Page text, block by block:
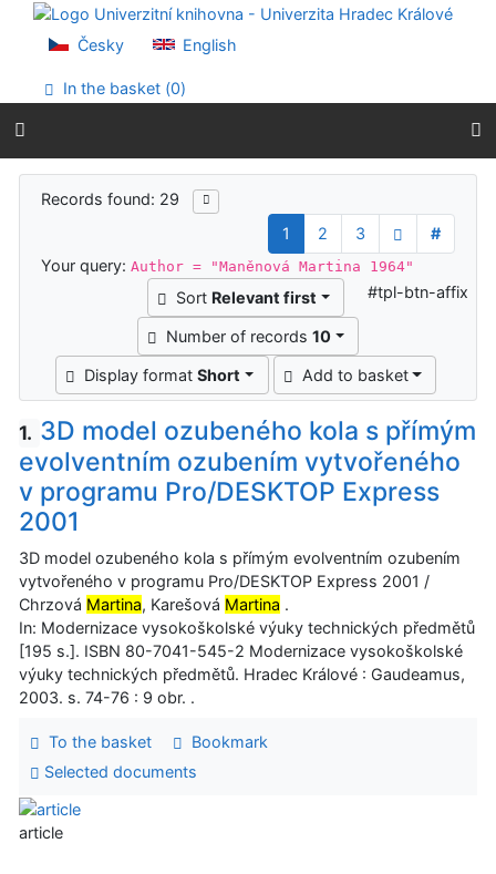
Go to content
Go to menu
Accessibility declaration
Česky English
In the basket (0)
Search results
Records found: 29
1
2 3
#
Your query:Author = "Maněnová Martina 1964"
Sort Relevant first
Number of records 10
Display formatShort Add to basket
#tpl-btn-affix
1. 3D model ozubeného kola s přímým
evolventním ozubením vytvořeného
v programu Pro/DESKTOP Express
2001
3D model ozubeného kola s přímým evolventním ozubením
vytvořeného v programu Pro/DESKTOP Express 2001 /
Chrzová Martina, Karešová Martina .
In: Modernizace vysokoškolské výuky technických předmětů
[195 s.]. ISBN 80-7041-545-2 Modernizace vysokoškolské
výuky technických předmětů. Hradec Králové : Gaudeamus,
2003. s. 74-76 : 9 obr. .
To the basket
Bookmark
Selected documents
article